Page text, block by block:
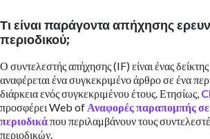
Τι είναιπαράγοντα απήχησης
περιοδικού;
Ο συντελεστής απήχησης (IF) είναι ένας
αναφέρεται ένα συγκεκριμένο άρθρο σε ένα
διάρκεια ενός συγκεκριμένου έτους. Ετησίως,
προσφέρει Web of Αναφορές παραπομπής σε
περιοδικάπου περιλαμβάνουν τους
περιοδικών.